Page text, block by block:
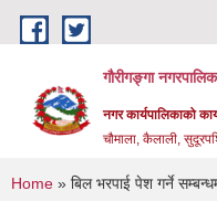
Skip to main content
गौरीगङ्गा
नगर कार्यपालिकाको
चौमाला, कैलाली,
You are here
Home » बिल भरपाई पेश गर्ने